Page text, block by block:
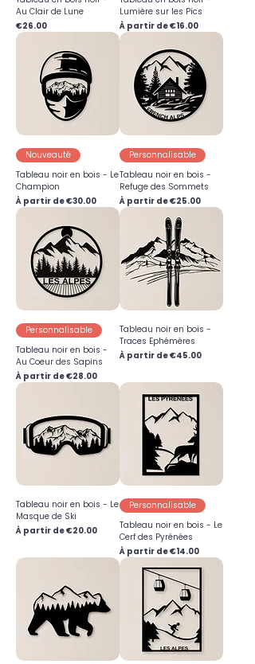
Au Clair de Lune
Prix
€26.00
Lumière sur les Pics
À partir de€16.00
Prix promotionnel
Nouveauté
Tableau noir en bois - Le
Champion
À partir de€30.00
Prix promotionnel
Personnalisable
Tableau noir en bois -
Refuge des Sommets
À partir de€25.00
Prix promotionnel
Personnalisable
Tableau noir en bois -
Au Coeur des Sapins
À partir de€28.00
Prix promotionnel
Tableau noir en bois -
Traces Ephémères
À partir de€45.00
Prix promotionnel
Tableau noir en bois - Le
Masque de Ski
À partir de€20.00
Prix promotionnel
Personnalisable
Tableau noir en bois - Le
Cerf des Pyrénées
À partir de€14.00
Prix promotionnel